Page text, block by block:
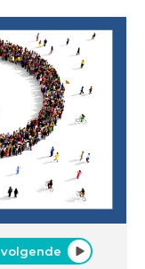
volgende